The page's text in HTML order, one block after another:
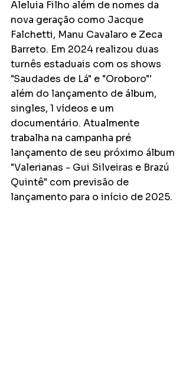
Aleluia Filho além de nomes da
nova geração como Jacque
Falchetti, Manu Cavalaro e Zeca
Barreto. Em 2024 realizou duas
turnês estaduais com os shows
"Saudades de Lá" e "Oroboro"'
além do lançamento de álbum,
singles, 1 vídeos e um
documentário. Atualmente
trabalha na campanha pré
lançamento de seu próximo álbum
"Valerianas - Gui Silveiras e Brazú
Quintê" com previsão de
lançamento para o início de 2025.